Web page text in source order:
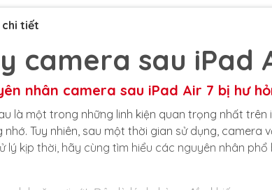
tiết
camera sau iPad
nhân camera sau iPad Air 7 bị hư
là một trong những linh kiện quan trọng nhất trên
nhớ. Tuy nhiên, sau một thời gian sử dụng,
lý kịp thời, hãy cùng tìm hiểu các nguyên nhân